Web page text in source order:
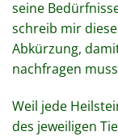
seine
schreib mir
Abkürzung,
nachfragen
Weil jede
des jeweiligen